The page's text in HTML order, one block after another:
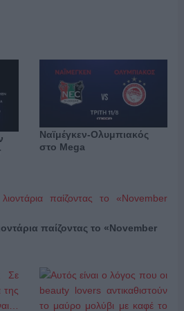
Ναϊμέγκεν-Ολυμπιακός
στο Mega
παίζοντας το «November